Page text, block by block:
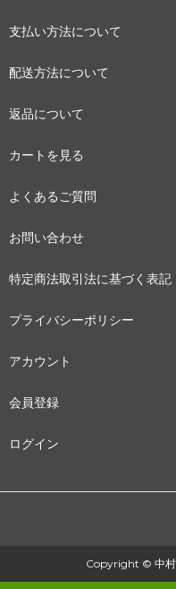
支払い方法について
配送方法について
返品について
カートを見る
よくあるご質問
お問い合わせ
特定商法取引法に基づく表記
プライバシーポリシー
アカウント
会員登録
ログイン
Copyright © 中村